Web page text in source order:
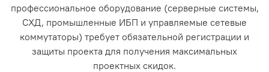
профессиональное оборудование (серверные системы,
СХД, промышленные ИБП и управляемые сетевые
коммутаторы) требует обязательной регистрации и
защиты проекта для получения максимальных
проектных скидок.